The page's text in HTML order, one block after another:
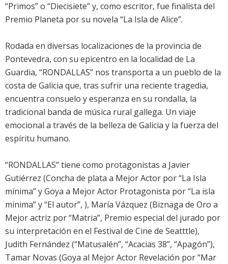
“Primos” o “Diecisiete” y, como escritor, fue finalista del
Premio Planeta por su novela “La Isla de Alice”.
Rodada en diversas localizaciones de la provincia de
Pontevedra, con su epicentro en la localidad de La
Guardia, “RONDALLAS” nos transporta a un pueblo de la
costa de Galicia que, tras sufrir una reciente tragedia,
encuentra consuelo y esperanza en su rondalla, la
tradicional banda de música rural gallega. Un viaje
emocional a través de la belleza de Galicia y la fuerza del
espíritu humano.
“RONDALLAS” tiene como protagonistas a Javier
Gutiérrez (Concha de plata a Mejor Actor por “La Isla
mínima” y Goya a Mejor Actor Protagonista por “La isla
mínima” y “El autor”, ), María Vázquez (Biznaga de Oro a
Mejor actriz por “Matria”, Premio especial del jurado por
su interpretación en el Festival de Cine de Seatttle),
Judith Fernández (“Matusalén”, “Acacias 38”, “Apagón”),
Tamar Novas (Goya al Mejor Actor Revelación por “Mar